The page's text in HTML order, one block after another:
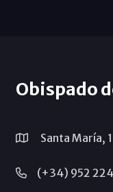
Obispado
Santa María,
(+34) 952